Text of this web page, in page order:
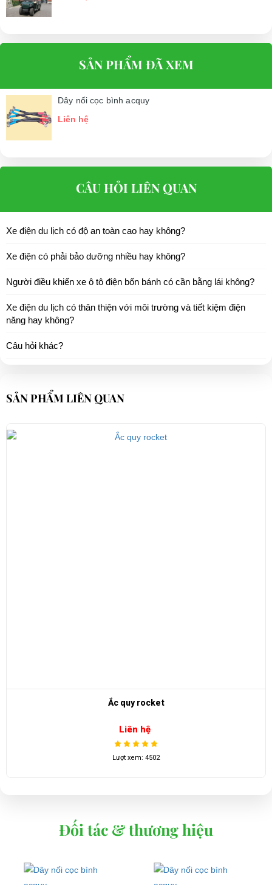
SẢN PHẨM ĐÃ XEM
Dây nối cọc bình acquy
Liên hệ
CÂU HỎI LIÊN QUAN
Xe điện du lịch có độ an toàn cao hay không?
Xe điện có phải bảo dưỡng nhiều hay không?
Người điều khiển xe ô tô điện bốn bánh có cần bằng lái không?
Xe điện du lịch có thân thiện với môi trường và tiết kiệm điện
năng hay không?
Câu hỏi khác?
SẢN PHẨM LIÊN QUAN
Ắc quy xe điện Trojan-T875
Liên hệ
Lượt xem: 4409
Đối tác & thương hiệu